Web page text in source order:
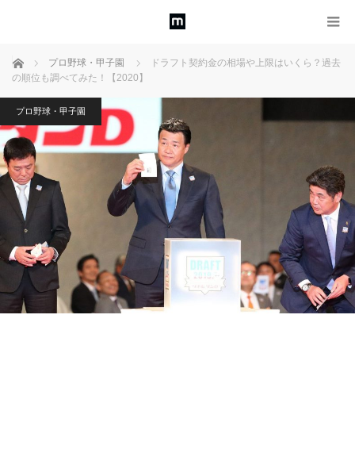
ホーム プロ野球・甲子園
ドラフト契約金の相場や上限はいくら？過去
の順位も調べてみた！【2020】
プロ野球・甲子園